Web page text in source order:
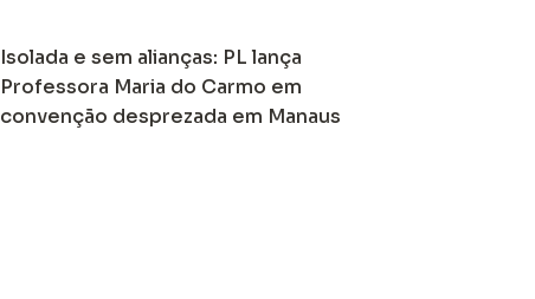
Isolada e sem alianças: PL lança
Professora Maria do Carmo em
convenção desprezada em Manaus